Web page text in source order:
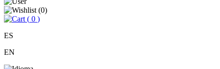
(0)
( 0 )
ES
EN